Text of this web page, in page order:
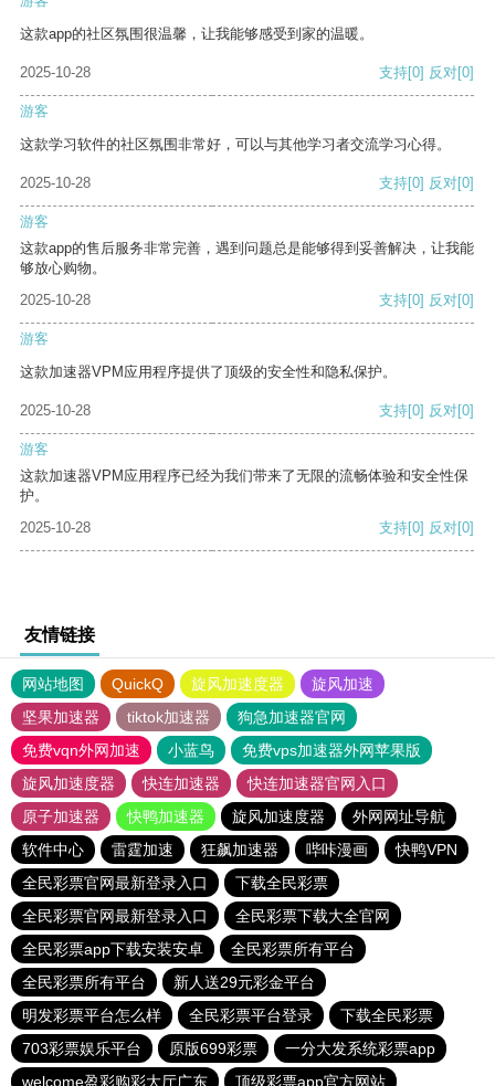
这款app的社区氛围很温馨，让我能够感受到家的温暖。
2025-10-28 支持[0] 反对[0]
游客
这款学习软件的社区氛围非常好，可以与其他学习者交流学习心得。
2025-10-28 支持[0] 反对[0]
游客
这款app的售后服务非常完善，遇到问题总是能够得到妥善解决，让我能
够放心购物。
2025-10-28
支持[0] 反对[0]
游客
这款加速器VPM应用程序提供了顶级的安全性和隐私保护。
2025-10-28 支持[0] 反对[0]
游客
这款加速器VPM应用程序已经为我们带来了无限的流畅体验和安全性保
护。
2025-10-28
支持[0] 反对[0]
友情链接
网站地图 QuickQ 旋风加速度器
旋风加速
坚果加速器
tiktok加速器
狗急加速器官网
免费vqn外网加速
小蓝鸟
免费vps加速器外网苹果版
旋风加速度器
快连加速器
快连加速器官网入口
原子加速器
快鸭加速器 旋风加速度器
外网网址导航
软件中心
雷霆加速 狂飙加速器 哔咔漫画
快鸭VPN
全民彩票官网最新登录入口
下载全民彩票
全民彩票官网最新登录入口
全民彩票下载大全官网
全民彩票app下载安装安卓
全民彩票所有平台
全民彩票所有平台
新人送29元彩金平台
明发彩票平台怎么样
全民彩票平台登录
下载全民彩票
703彩票娱乐平台
原版699彩票
一分大发系统彩票app
welcome盈彩购彩大厅广东
顶级彩票app官方网站